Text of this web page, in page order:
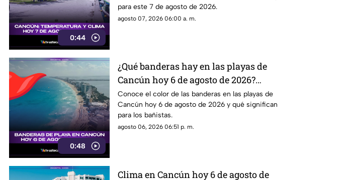
0:44
para este 7 de agosto de 2026.
agosto 07, 2026 06:00 a. m.
0:48
¿Qué banderas hay en las playas de
Cancún hoy 6 de agosto de 2026?
Consulta el reporte actualizado
Conoce el color de las banderas en las playas de
Cancún hoy 6 de agosto de 2026 y qué significan
para los bañistas.
agosto 06, 2026 06:51 p. m.
Clima en Cancún hoy 6 de agosto de